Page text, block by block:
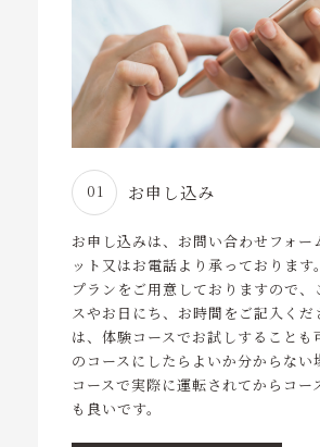
お客様の声
ニュース
会社概要
ご予約・お問い合わせ
tel. 070-8497-0340
受付時間 9:00～18:00
01 お申し込み
お申し込みは、お問い合わせフォ
ット又はお電話より承っております
プランをご用意しておりますので、
スやお日にち、お時間をご記入くだ
は、体験コースでお試しすることも
のコースにしたらよいか分からない
コースで実際に運転されてからコー
も良いです。